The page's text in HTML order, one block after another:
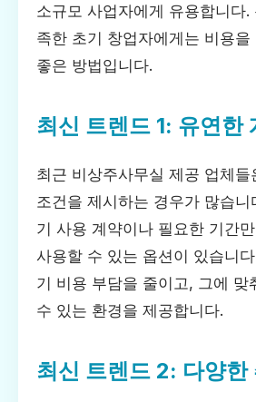
소규모 사업자에게 유용합니다.
족한 초기 창업자에게는 비용을
좋은 방법입니다.
최신 트렌드 1: 유연한
최근 비상주사무실 제공 업체
조건을 제시하는 경우가 많습
기 사용 계약이나 필요한 기간
사용할 수 있는 옵션이 있습니
기 비용 부담을 줄이고, 그에 맞
수 있는 환경을 제공합니다.
최신 트렌드 2: 다양한